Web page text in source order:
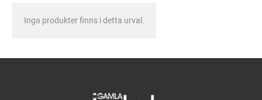
Inga produkter finns i detta urval.